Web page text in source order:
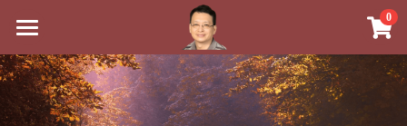
0
最新消息
關於我
×
商品分類
八字線上完整班